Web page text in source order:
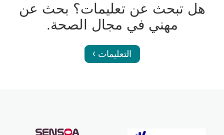
هل تبحث عن تعليمات؟ بحث عن
مهني في مجال الصحة.
التعليمات